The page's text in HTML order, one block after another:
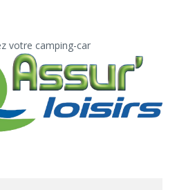
votre camping-car